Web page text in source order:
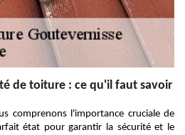
de toiture : ce qu'il faut savoir
comprenons l'importance cruciale de
état pour garantir la sécurité et le